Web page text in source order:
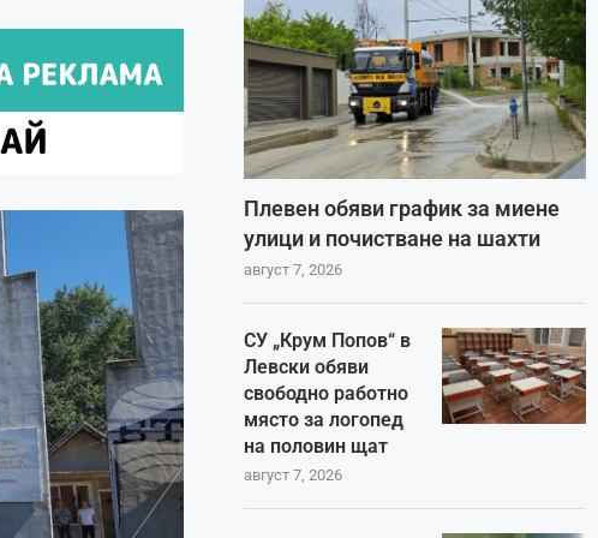
Плевен обяви график за миене
улици и почистване на шахти
август 7, 2026
СУ „Крум Попов“ в
Левски обяви
свободно работно
място за логопед
на половин щат
август 7, 2026